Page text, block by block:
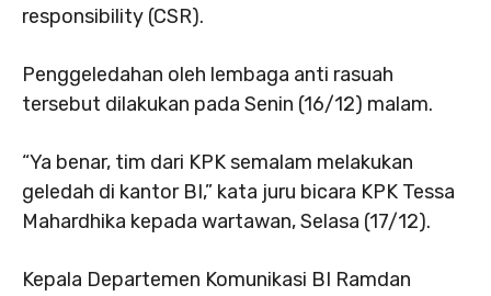
responsibility (CSR).
Penggeledahan oleh lembaga anti rasuah
tersebut dilakukan pada Senin (16/12) malam.
“Ya benar, tim dari KPK semalam melakukan
geledah di kantor BI,” kata juru bicara KPK Tessa
Mahardhika kepada wartawan, Selasa (17/12).
Kepala Departemen Komunikasi BI Ramdan